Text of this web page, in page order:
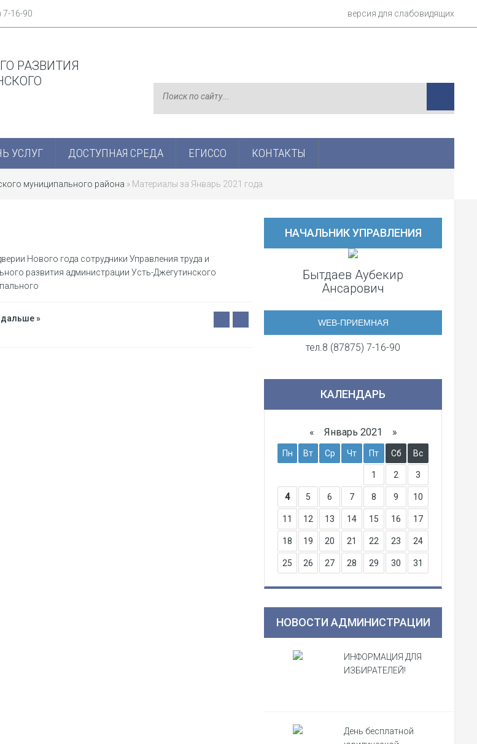
7-16-90 версия для слабовидящих
РАЗВИТИЯ
УСЛУГ ДОСТУПНАЯ СРЕДА ЕГИСCО КОНТАКТЫ
муниципального района » Материалы за Январь 2021 года
Нового года сотрудники Управления труда и
развития администрации Усть-Джегутинского
дальше »
НАЧАЛЬНИК УПРАВЛЕНИЯ
Бытдаев Аубекир
Ансарович
WEB-ПРИЕМНАЯ
тел.8 (87875) 7-16-90
КАЛЕНДАРЬ
« Январь 2021 »
Пн Вт Ср Чт Пт Сб Вс
1 2 3
4 5 6 7 8 9 10
11 12 13 14 15 16 17
18 19 20 21 22 23 24
25 26 27 28 29 30 31
НОВОСТИ АДМИНИСТРАЦИИ
ИНФОРМАЦИЯ ДЛЯ
ИЗБИРАТЕЛЕЙ!
День бесплатной